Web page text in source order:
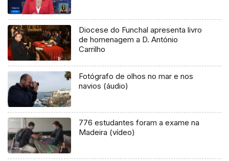
Diocese do Funchal apresenta livro
de homenagem a D. António
Carrilho
Fotógrafo de olhos no mar e nos
navios (áudio)
776 estudantes foram a exame na
Madeira (vídeo)